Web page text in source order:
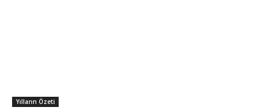
Yılların Özeti